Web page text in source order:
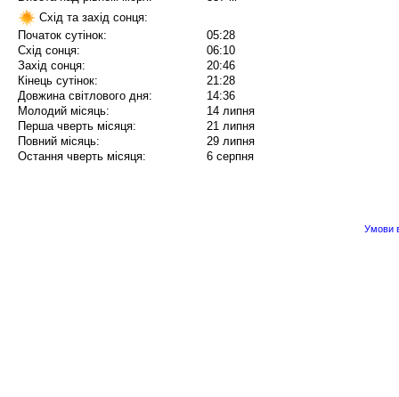
Схід та захід сонця:
Початок сутінок:
05:28
Схід сонця:
06:10
Захід сонця:
20:46
Кінець сутінок:
21:28
Довжина світлового дня:
14:36
Молодий місяць:
14 липня
Перша чверть місяця:
21 липня
Повний місяць:
29 липня
Остання чверть місяця:
6 серпня
Умови